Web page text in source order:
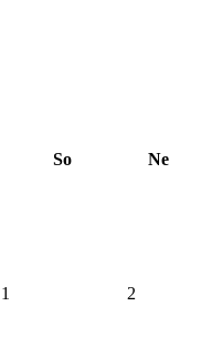
So Ne
1 2